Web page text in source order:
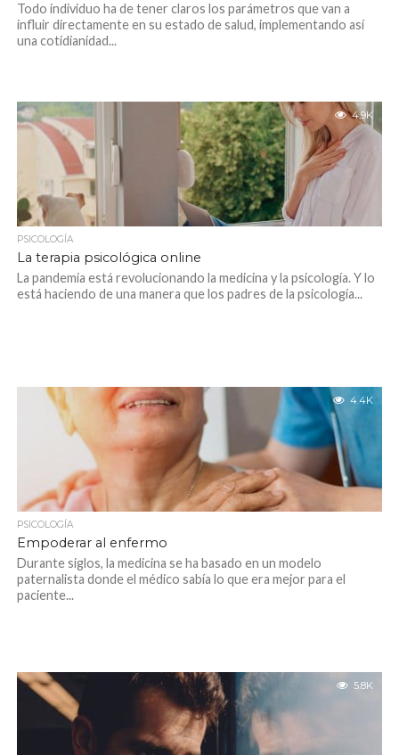
Todo individuo ha de tener claros los parámetros que van a
influir directamente en su estado de salud, implementando así
una cotidianidad...
4.9K
PSICOLOGÍA
La terapia psicológica online
La pandemia está revolucionando la medicina y la psicología. Y lo
está haciendo de una manera que los padres de la psicología...
4.4K
PSICOLOGÍA
Empoderar al enfermo
Durante siglos, la medicina se ha basado en un modelo
paternalista donde el médico sabía lo que era mejor para el
paciente...
5.8K